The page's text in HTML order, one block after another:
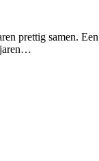
prettig samen.
jaren…